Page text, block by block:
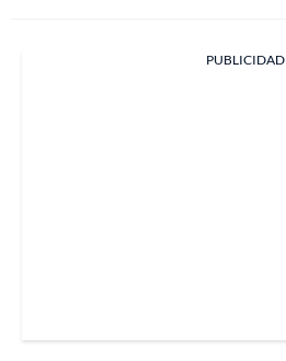
PUBLICIDAD